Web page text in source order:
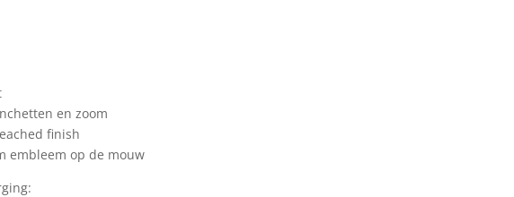
en zoom
finish
embleem op de mouw